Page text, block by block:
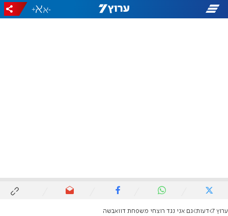
-
+
ערוץ 7 דעות גם אני נגד רוצחי משפחת דוואבשה